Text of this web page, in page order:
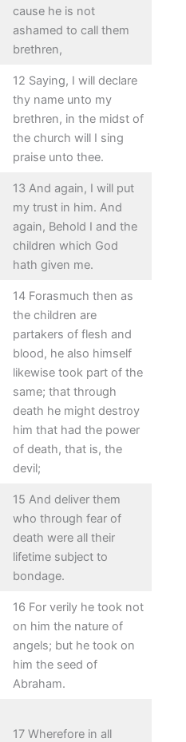
cause he is not
ashamed to call them
brethren,
12 Saying, I will declare
thy name unto my
brethren, in the midst of
the church will I sing
praise unto thee.
13 And again, I will put
my trust in him. And
again, Behold I and the
children which God
hath given me.
14 Forasmuch then as
the children are
partakers of flesh and
blood, he also himself
likewise took part of the
same; that through
death he might destroy
him that had the power
of death, that is, the
devil;
15 And deliver them
who through fear of
death were all their
lifetime subject to
bondage.
16 For verily he took not
on him the nature of
angels; but he took on
him the seed of
Abraham.
17 Wherefore in all